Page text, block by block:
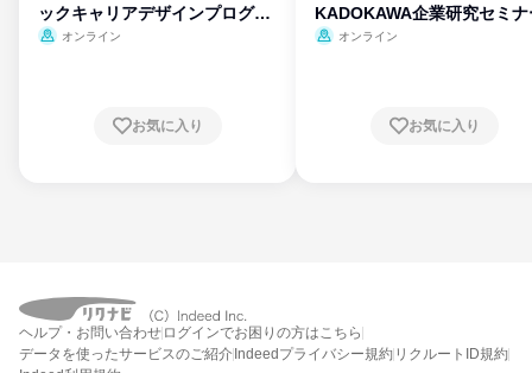
ックキャリアデザインプログラ
ム
オンライン
お気に入り
KADOKAWA企業研究セミナ
オンライン
お気に入り
ヘルプ・お問い合わせ ログインでお困りの方はこちら
データを使ったサービスのご紹介 Indeedプライバシー規約 リクルートID規約